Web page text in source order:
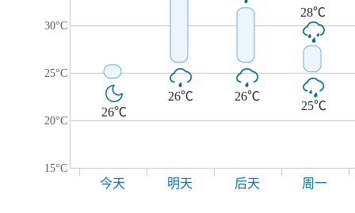
30°C
25°C
20°C
15°C
26℃
26℃ 26℃
28℃
25℃
今天 明天 后天 周一